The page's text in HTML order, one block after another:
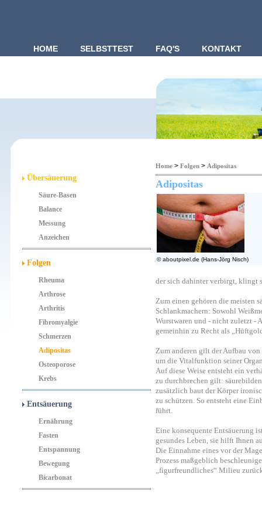
Home > Folgen > Adipositas
Adipositas
© aboutpixel.de (Hans-Jörg Nisch)
der sich dahinter verbirgt, klingt
Zum einen gehören die meisten
Schlankmachern: Sowohl
Wurstwaren und - nicht zuletzt -
gemeinhin zu Recht als
Zum anderen gilt der Aufbau
um die Vitalfunktion seiner
Auf diese Weise entsteht ein
zu durchbrechen gilt:
zusätzlich baut der Körper
zu schützen. So entsteht eine
führt.
Eine konsequente Entsäuerung
gesundes Leben, sie hilft Ihnen
Die Einnahme eines vor der
Prozess maßgeblich
„figurfreundliches“ Milieu
Übersäuerung
Säure-Basen
Balance
Messung
Anzeichen
Folgen
Rheuma
Arthrose
Arthritis
Fibromyalgie
Schmerzen
Adipositas
Osteoporose
Krebs
Entsäuerung
Ernährung
Fasten
Entspannung
Bewegung
Bicarbonat
HOME SELBSTTEST FAQ'S KONTAKT